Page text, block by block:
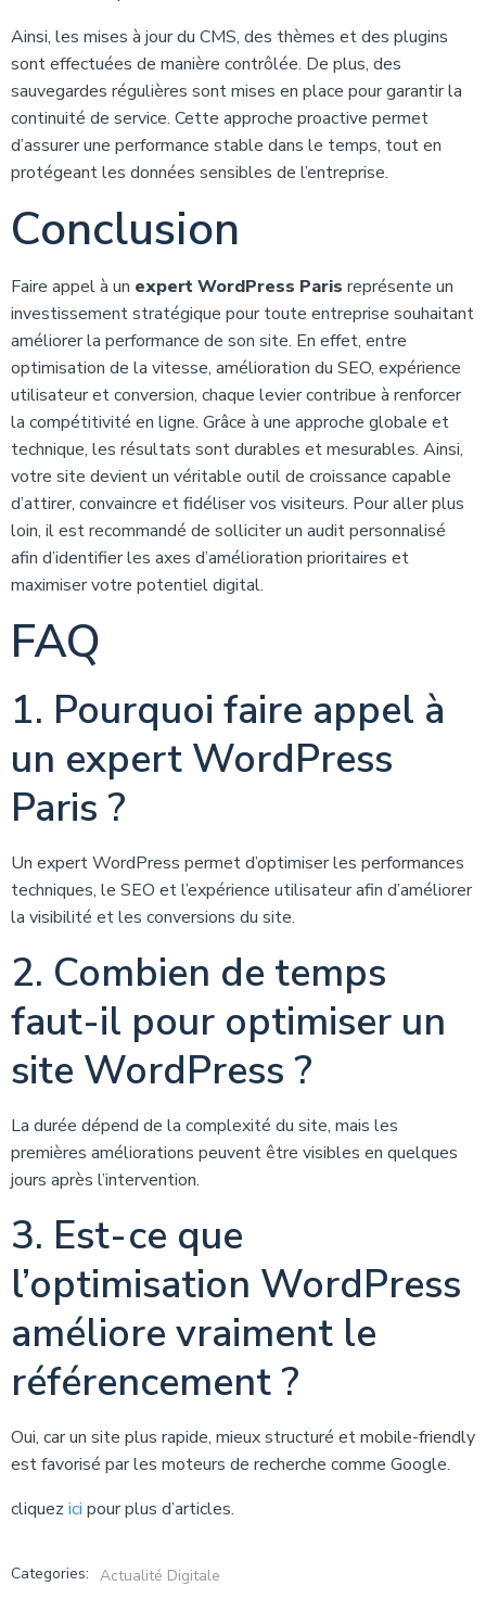
Ainsi, les mises à jour du CMS, des thèmes et des plugins
sont effectuées de manière contrôlée. De plus, des
sauvegardes régulières sont mises en place pour garantir la
continuité de service. Cette approche proactive permet
d’assurer une performance stable dans le temps, tout en
protégeant les données sensibles de l’entreprise.
Conclusion
Faire appel à un expert WordPress Paris représente un
investissement stratégique pour toute entreprise souhaitant
améliorer la performance de son site. En effet, entre
optimisation de la vitesse, amélioration du SEO, expérience
utilisateur et conversion, chaque levier contribue à renforcer
la compétitivité en ligne. Grâce à une approche globale et
technique, les résultats sont durables et mesurables. Ainsi,
votre site devient un véritable outil de croissance capable
d’attirer, convaincre et fidéliser vos visiteurs. Pour aller plus
loin, il est recommandé de solliciter un audit personnalisé
afin d’identifier les axes d’amélioration prioritaires et
maximiser votre potentiel digital.
FAQ
1. Pourquoi faire appel à
un expert WordPress
Paris ?
Un expert WordPress permet d’optimiser les performances
techniques, le SEO et l’expérience utilisateur afin d’améliorer
la visibilité et les conversions du site.
2. Combien de temps
faut-il pour optimiser un
site WordPress ?
La durée dépend de la complexité du site, mais les
premières améliorations peuvent être visibles en quelques
jours après l’intervention.
3. Est-ce que
l’optimisation WordPress
améliore vraiment le
référencement ?
Oui, car un site plus rapide, mieux structuré et mobile-friendly
est favorisé par les moteurs de recherche comme Google.
cliquez ici pour plus d’articles.
Categories: Actualité Digitale